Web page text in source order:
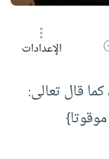
حجم الخطالإعدادات
قال تعالى: